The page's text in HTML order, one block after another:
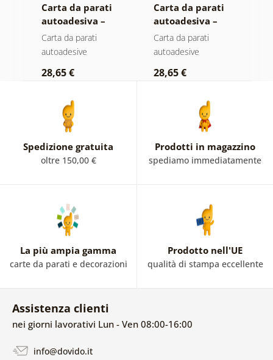
Carta da parati
autoadesiva –
Foglie con
sfumatura
Carta da parati
autoadesive
28,65 €
Carta da parati
autoadesiva –
Foresta nella
nebbia
Carta da parati
autoadesive
28,65 €
Spedizione gratuita
oltre 150,00 €
Prodotti in magazzino
spediamo immediatamente
La più ampia gamma
carte da parati e decorazioni
Prodotto nell'UE
qualità di stampa eccellente
Assistenza clienti
nei giorni lavorativi Lun - Ven 08:00-16:00
info@dovido.it